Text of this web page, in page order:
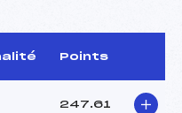
Points
247.61